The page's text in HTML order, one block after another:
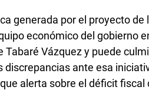
generada por el proyecto de
económico del gobierno
Tabaré Vázquez y puede
discrepancias ante esa
alerta sobre el déficit